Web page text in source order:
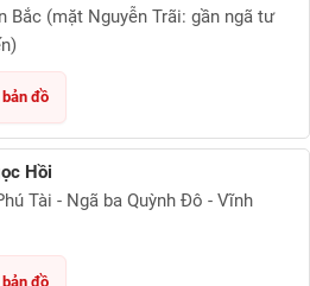
Bắc (mặt Nguyễn Trãi: gần ngã tư
đồ
Hồi
Tài - Ngã ba Quỳnh Đô - Vĩnh
đồ